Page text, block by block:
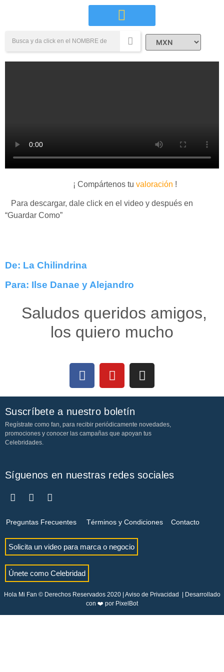
¡ Compártenos tu valoración !
Para descargar, dale click en el video y después en
“Guardar Como”
De: La Chilindrina
Para: Ilse Danae y Alejandro
Saludos queridos amigos,
los quiero mucho
Suscríbete a nuestro boletín
Regístrate como fan, para recibir periódicamente novedades,
promociones y conocer las campañas que apoyan tus
Celebridades.
Síguenos en nuestras redes sociales
Preguntas Frecuentes Términos y Condiciones Contacto
Solicita un video para marca o negocio
Únete como Celebridad
Hola Mi Fan © Derechos Reservados 2020 | Aviso de Privacidad
| Desarrollado
con ❤️ por PixelBot